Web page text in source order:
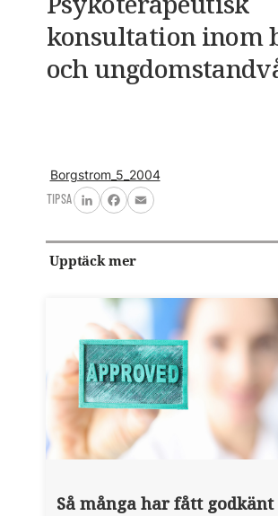
konsultation inom
och
Borgstrom_5_2004
TIPSA
LinkedInFacebook
Email
Upptäck mer
Så många har fått